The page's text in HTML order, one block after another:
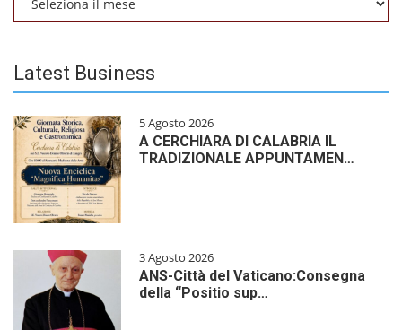
Latest Business
5 Agosto 2026
A CERCHIARA DI CALABRIA IL
TRADIZIONALE APPUNTAMEN…
3 Agosto 2026
ANS-Città del Vaticano:Consegna
della “Positio sup…